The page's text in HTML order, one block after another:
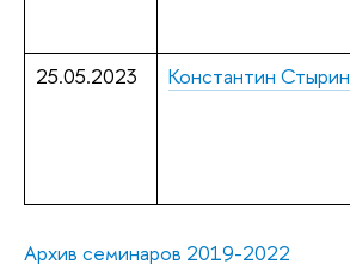
25.05.2023 Константин Стырин
Архив семинаров 2019-2022